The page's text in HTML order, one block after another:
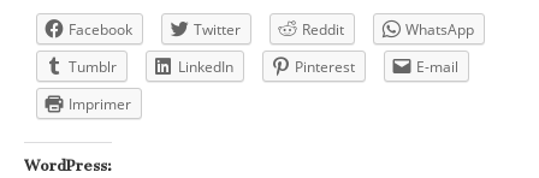
Facebook Twitter Reddit
WhatsApp
Tumblr
LinkedIn Pinterest
E-mail
Imprimer
WordPress: